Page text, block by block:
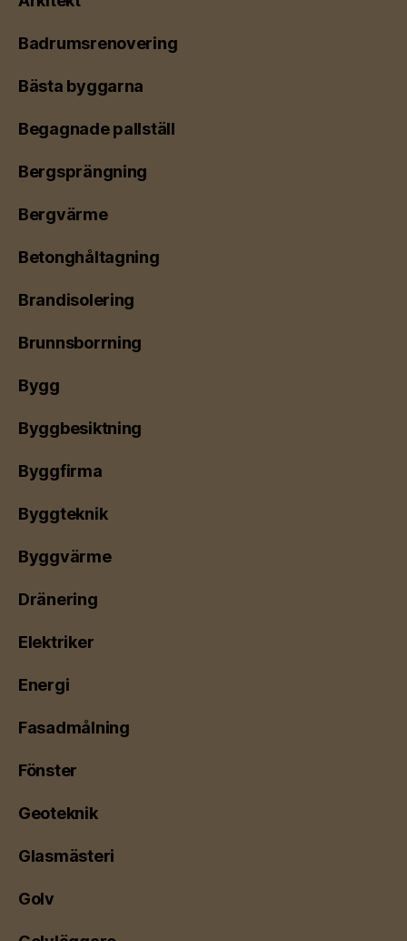
Badrumsrenovering
Bästa byggarna
Begagnade pallställ
Bergsprängning
Bergvärme
Betonghåltagning
Brandisolering
Brunnsborrning
Bygg
Byggbesiktning
Byggfirma
Byggteknik
Byggvärme
Dränering
Elektriker
Energi
Fasadmålning
Fönster
Geoteknik
Glasmästeri
Golv